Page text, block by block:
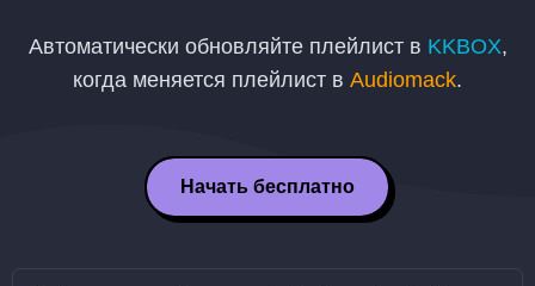
Автоматически обновляйте плейлист в KKBOX,
когда меняется плейлист в Audiomack.
Начать бесплатно